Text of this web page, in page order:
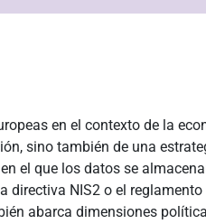
en el contexto de la
sino también de una
el que los datos se
directiva NIS2 o el
abarca dimensiones